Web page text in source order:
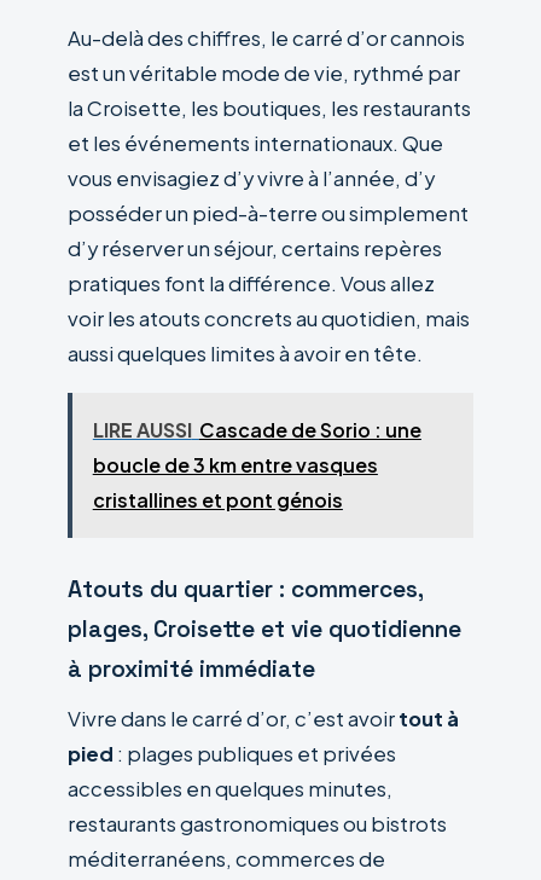
Au-delà des chiffres, le carré d’or cannois
est un véritable mode de vie, rythmé par
la Croisette, les boutiques, les restaurants
et les événements internationaux. Que
vous envisagiez d’y vivre à l’année, d’y
posséder un pied-à-terre ou simplement
d’y réserver un séjour, certains repères
pratiques font la différence. Vous allez
voir les atouts concrets au quotidien, mais
aussi quelques limites à avoir en tête.
LIRE AUSSI Cascade de Sorio : une
boucle de 3 km entre vasques
cristallines et pont génois
Atouts du quartier : commerces,
plages, Croisette et vie quotidienne
à proximité immédiate
Vivre dans le carré d’or, c’est avoirtout à
pied : plages publiques et privées
accessibles en quelques minutes,
restaurants gastronomiques ou bistrots
méditerranéens, commerces de